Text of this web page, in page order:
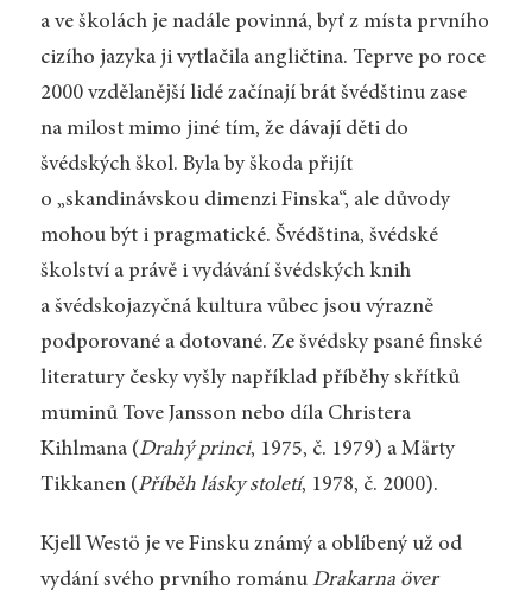
a ve školách je nadále povinná, byť z místa prvního
cizího jazyka ji vytlačila angličtina. Teprve po roce
2000 vzdělanější lidé začínají brát švédštinu zase
na milost mimo jiné tím, že dávají děti do
švédských škol. Byla by škoda přijít
o „skandinávskou dimenzi Finska“, ale důvody
mohou být i pragmatické. Švédština, švédské
školství a právě i vydávání švédských knih
a švédskojazyčná kultura vůbec jsou výrazně
podporované a dotované. Ze švédsky psané finské
literatury česky vyšly například příběhy skřítků
muminů Tove Jansson nebo díla Christera
Kihlmana (Drahý princi, 1975, č. 1979) a Märty
Tikkanen (Příběh lásky století, 1978, č. 2000).
Kjell Westö je ve Finsku známý a oblíbený už od
vydání svého prvního románu Drakarna över